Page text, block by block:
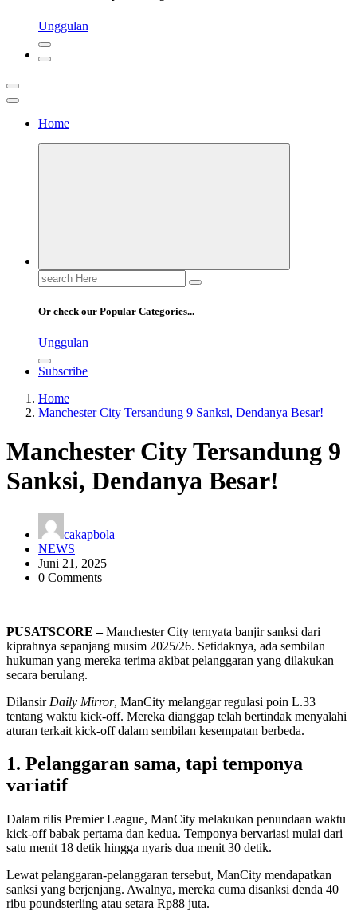
Unggulan
Home
Search
for:
Or check our Popular Categories...
Unggulan
Subscribe
Home
Manchester City Tersandung 9 Sanksi, Dendanya Besar!
Manchester City Tersandung 9
Sanksi, Dendanya Besar!
cakapbola
NEWS
Juni 21, 2025
0 Comments
PUSATSCORE –Manchester City ternyata banjir sanksi dari
kiprahnya sepanjang musim 2025/26. Setidaknya, ada sembilan
hukuman yang mereka terima akibat pelanggaran yang dilakukan
secara berulang.
Dilansir Daily Mirror, ManCity melanggar regulasi poin L.33
tentang waktu kick-off. Mereka dianggap telah bertindak menyalahi
aturan terkait kick-off dalam sembilan kesempatan berbeda.
1. Pelanggaran sama, tapi temponya
variatif
Dalam rilis Premier League, ManCity melakukan penundaan waktu
kick-off babak pertama dan kedua. Temponya bervariasi mulai dari
satu menit 18 detik hingga nyaris dua menit 30 detik.
Lewat pelanggaran-pelanggaran tersebut, ManCity mendapatkan
sanksi yang berjenjang. Awalnya, mereka cuma disanksi denda 40
ribu poundsterling atau setara Rp88 juta.